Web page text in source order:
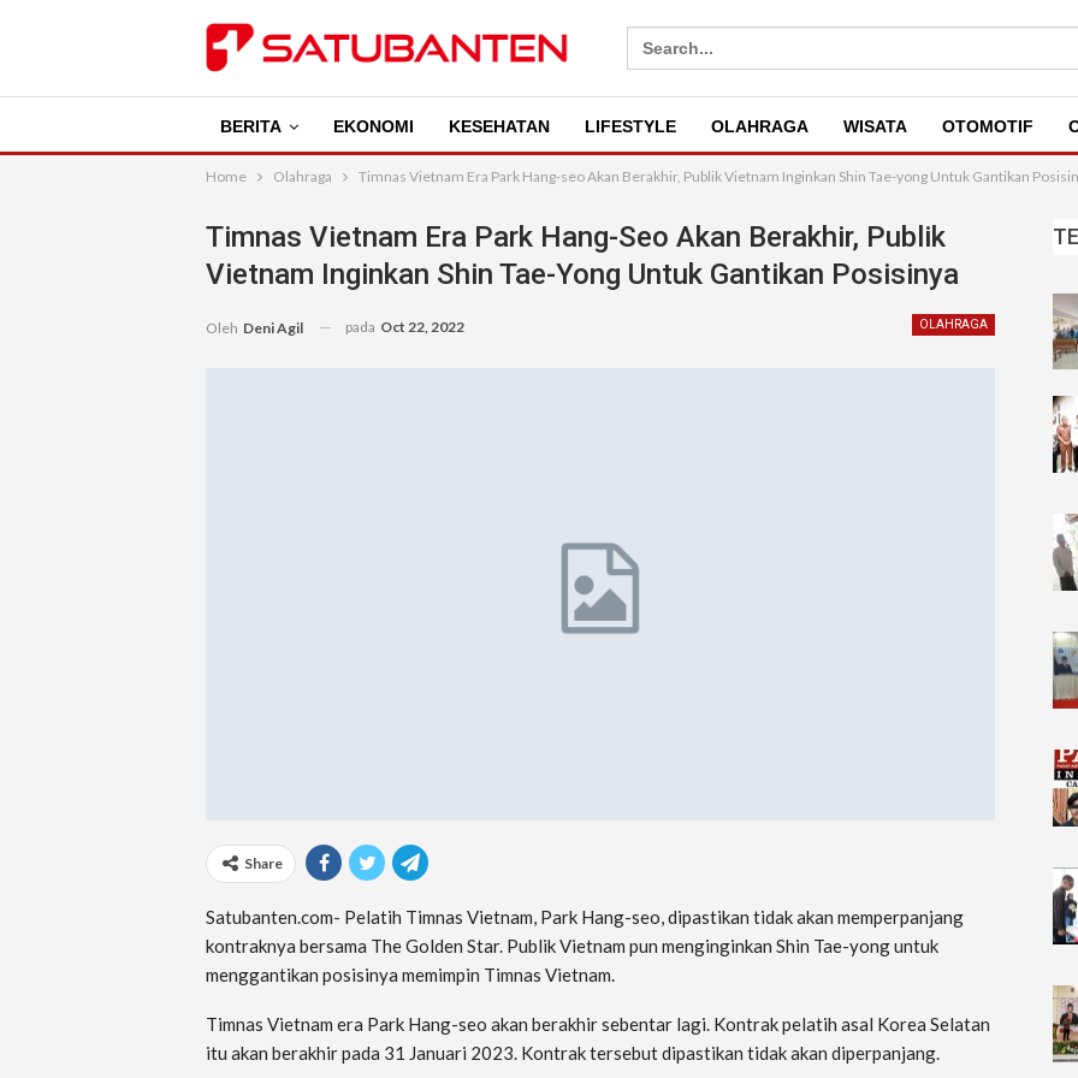
Search
for:
BERITA EKONOMI KESEHATAN LIFESTYLE OLAHRAGA WISATA OTOMOTIF
Home Olahraga Timnas Vietnam Era Park Hang-seo Akan Berakhir, Publik Vietnam Inginkan Shin Tae-yong Untuk Gantikan
Timnas Vietnam Era Park Hang-Seo Akan Berakhir, Publik
Vietnam Inginkan Shin Tae-Yong Untuk Gantikan Posisinya
OLAHRAGA
Oleh Deni Agil pada Oct 22, 2022
Share
Satubanten.com- Pelatih Timnas Vietnam, Park Hang-seo, dipastikan tidak akan memperpanjang
kontraknya bersama The Golden Star. Publik Vietnam pun menginginkan Shin Tae-yong untuk
menggantikan posisinya memimpin Timnas Vietnam.
Timnas Vietnam era Park Hang-seo akan berakhir sebentar lagi. Kontrak pelatih asal Korea Selatan
itu akan berakhir pada 31 Januari 2023. Kontrak tersebut dipastikan tidak akan diperpanjang.